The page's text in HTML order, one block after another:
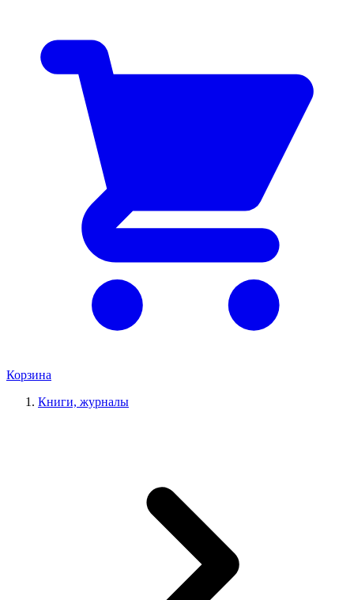
Корзина
Книги, журналы